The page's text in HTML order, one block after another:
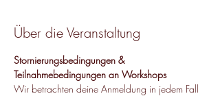
Über die Veranstaltung
Stornierungsbedingungen &
Teilnahmebedingungen an Workshops
Wir betrachten deine Anmeldung in jedem Fall